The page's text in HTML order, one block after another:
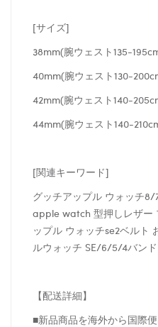
[サイズ]
38mm(腕ウェスト135-
40mm(腕ウェスト130-
42mm(腕ウェスト140-
44mm(腕ウェスト140-
[関連キーワード]
グッチアップル ウォッチ
apple watch 型押しレザー
ップル ウォッチse2ベルト
ルウォッチ SE/6/5/4バンド
【配送詳細】
■新品商品を海外から国際便